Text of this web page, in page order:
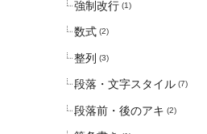
強制改行 (1)
数式 (2)
整列 (3)
段落・文字スタイル (7)
段落前・後のアキ (2)